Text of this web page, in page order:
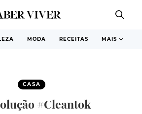
MODA RECEITAS MAIS
CASA
#Cleantok